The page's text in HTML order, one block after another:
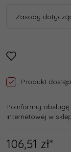
Zasoby
Produkt
Poinformuj
internetowej w
106,51 zł*